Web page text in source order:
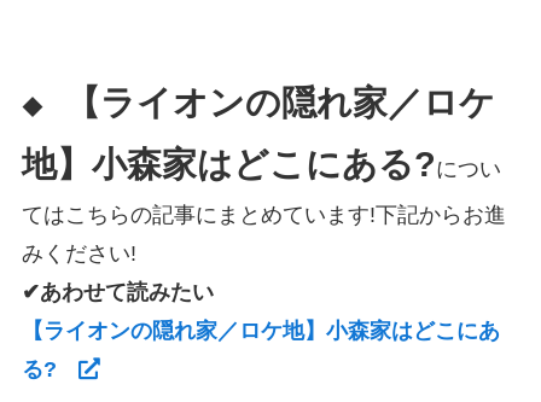
◆
【ライオンの隠れ家／ロケ
地】小森家はどこにある?につい
てはこちらの記事にまとめています!下記からお進
みください!
✔あわせて読みたい
【ライオンの隠れ家／ロケ地】小森家はどこにあ
る?